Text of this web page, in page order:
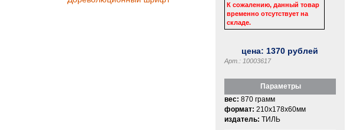
К сожалению, данный товар
временно отсутствует на
складе.
цена: 1370 рублей
Арт.: 10003617
Параметры
вес: 870 грамм
формат: 210x178x60мм
издатель: ТИЛЬ